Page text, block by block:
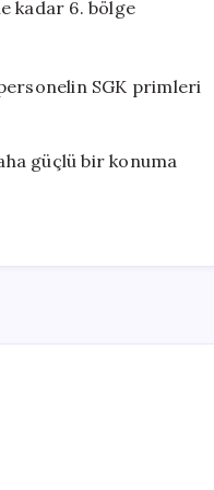
kadar 6. bölge
SGK primleri
güçlü bir konuma